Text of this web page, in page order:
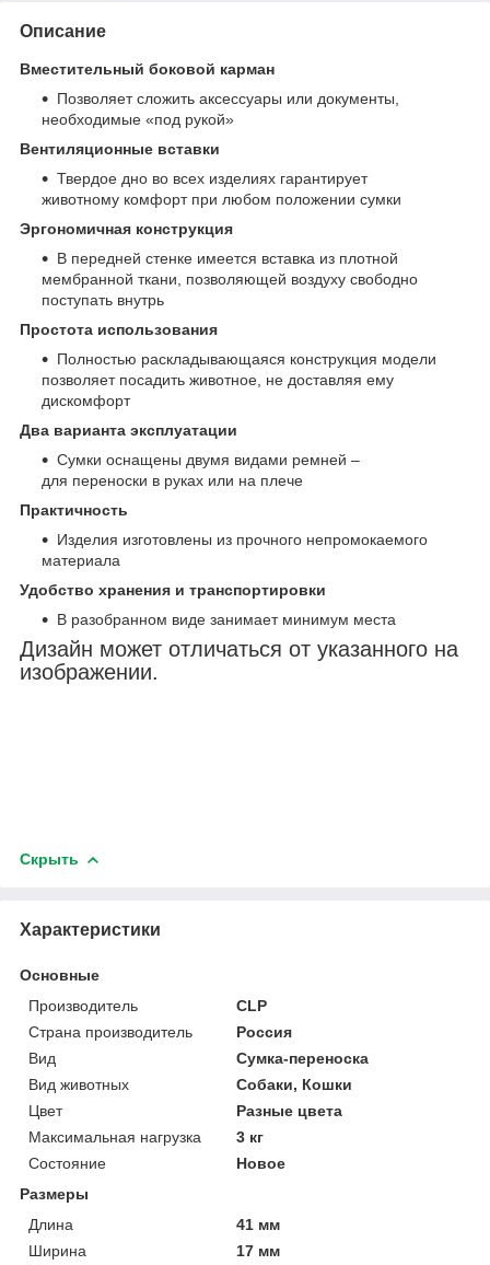
Описание
Вместительный боковой карман
Позволяет сложить аксессуары или документы,
необходимые «под рукой»
Вентиляционные вставки
Твердое дно во всех изделиях гарантирует
животному комфорт при любом положении сумки
Эргономичная конструкция
В передней стенке имеется вставка из плотной
мембранной ткани, позволяющей воздуху свободно
поступать внутрь
Простота использования
Полностью раскладывающаяся конструкция модели
позволяет посадить животное, не доставляя ему
дискомфорт
Два варианта эксплуатации
Сумки оснащены двумя видами ремней –
для переноски в руках или на плече
Практичность
Изделия изготовлены из прочного непромокаемого
материала
Удобство хранения и транспортировки
В разобранном виде занимает минимум места
Дизайн может отличаться от указанного на
изображении.
Скрыть
Характеристики
Основные
Производитель
CLP
Страна производитель
Россия
Вид
Сумка-переноска
Вид животных
Собаки, Кошки
Цвет
Разные цвета
Максимальная нагрузка
3 кг
Состояние
Новое
Размеры
Длина
41 мм
Ширина
17 мм